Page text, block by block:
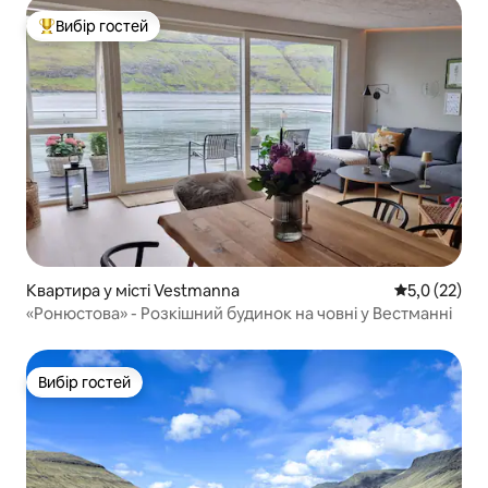
Топ вибір гостей
Вибір гостей
Квартира у місті Vestmanna Середня
5,0 (22)
«Ронюстова» - Розкішний будинок на човні у Вестманні
Вибір гостей
Вибір гостей